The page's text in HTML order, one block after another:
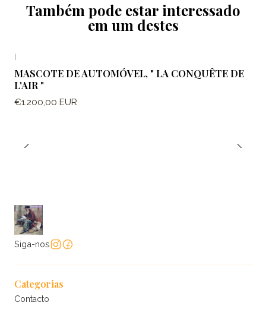
Também pode estar interessado
em um destes
MASCOTE DE AUTOMÓVEL, " LA CONQUÊTE DE
L'AIR "
€1.200,00 EUR
Siga-nos
Categorias
Contacto